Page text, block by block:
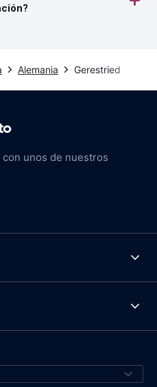
Alemania Gerestried
con unos de nuestros